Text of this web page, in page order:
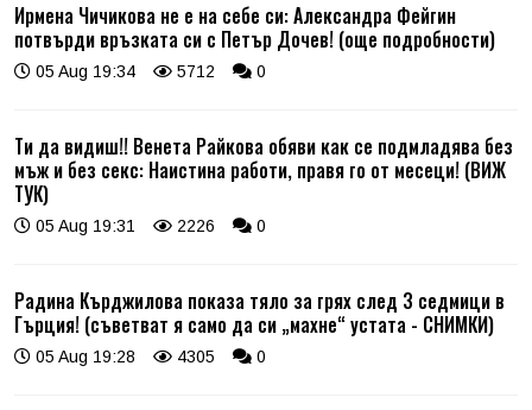
Ирмена Чичикова не е на себе си: Александра Фейгин
потвърди връзката си с Петър Дочев! (още подробности)
05 Aug 19:34 5712 0
Ти да видиш!! Венета Райкова обяви как се подмладява без
мъж и без секс: Наистина работи, правя го от месеци! (ВИЖ
ТУК)
05 Aug 19:31 2226 0
Радина Кърджилова показа тяло за грях след 3 седмици в
Гърция! (съветват я само да си „махне“ устата - СНИМКИ)
05 Aug 19:28 4305 0